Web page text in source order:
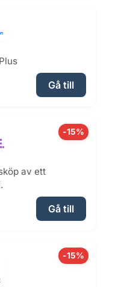
Gå till
-15%
av ett
Gå till
-15%